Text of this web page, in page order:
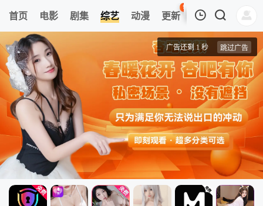
首页 电影 剧集 综艺 动漫 更新
92
热榜 APP
第1期
妈妈咪呀 第九季
清空